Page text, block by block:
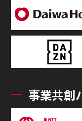
事業共創